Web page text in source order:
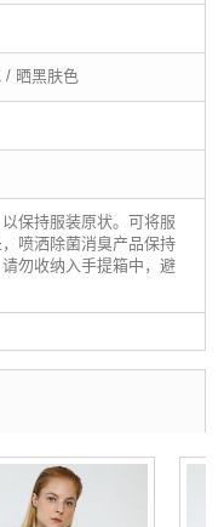
/ 晒黑肤色
保持服装原状。可将服
喷洒除菌消臭产品保持
勿收纳入手提箱中，避